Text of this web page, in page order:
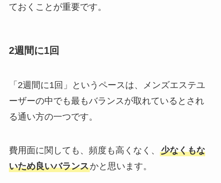
ておくことが重要です。
2週間に1回
「2週間に1回」というペースは、メンズエステユ
ーザーの中でも最もバランスが取れているとされ
る通い方の一つです。
費用面に関しても、頻度も高くなく、 少なくもな
いため良いバランスかと思います。